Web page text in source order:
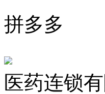
拼多多
医药连锁